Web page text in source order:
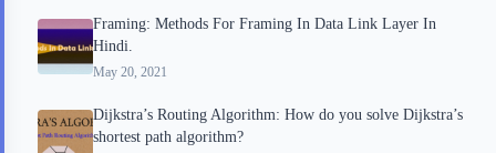
k
r
d
s
t
Framing: Methods For Framing In Data Link Layer In
Hindi.
May 20, 2021
Dijkstra’s Routing Algorithm: How do you solve Dijkstra’s
shortest path algorithm?